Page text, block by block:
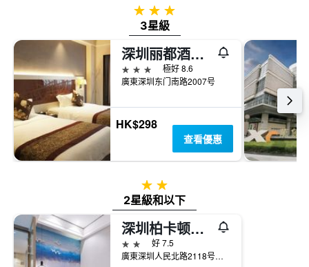
3星級
3星級
深圳丽都酒店(罗湖)
3星級
極好 8.6
廣東深圳东门南路2007号
HK$298
查看優惠
2星級
2星級和以下
深圳柏卡顿精品酒店（东门老街店）
2星級
好 7.5
廣東深圳人民北路2118号立新花园12栋